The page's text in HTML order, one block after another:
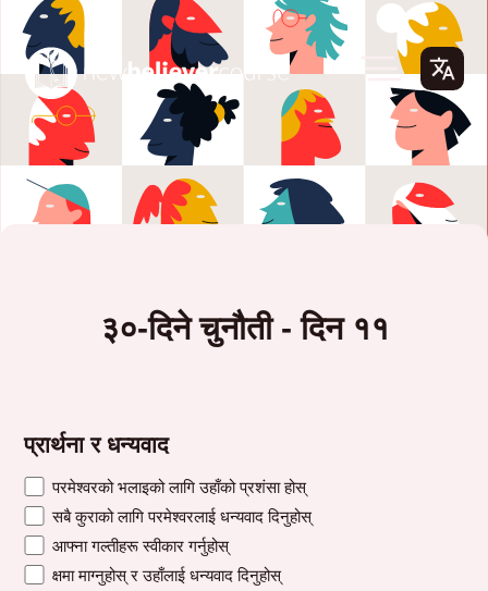
३०-दिने चुनौती - दिन ११
प्रार्थना र धन्यवाद
परमेश्वरको भलाइको लागि उहाँको प्रशंसा होस्
सबै कुराको लागि परमेश्वरलाई धन्यवाद दिनुहोस्
आफ्ना गल्तीहरू स्वीकार गर्नुहोस्
क्षमा माग्नुहोस् र उहाँलाई धन्यवाद दिनुहोस्